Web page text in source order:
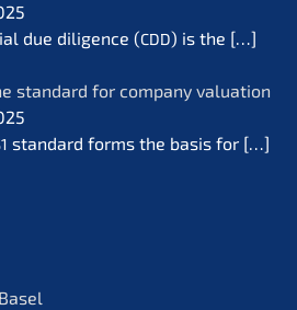
due diligence (CDD) is the […]
standard for compa­ny valua­ti­on
standard forms the basis for […]